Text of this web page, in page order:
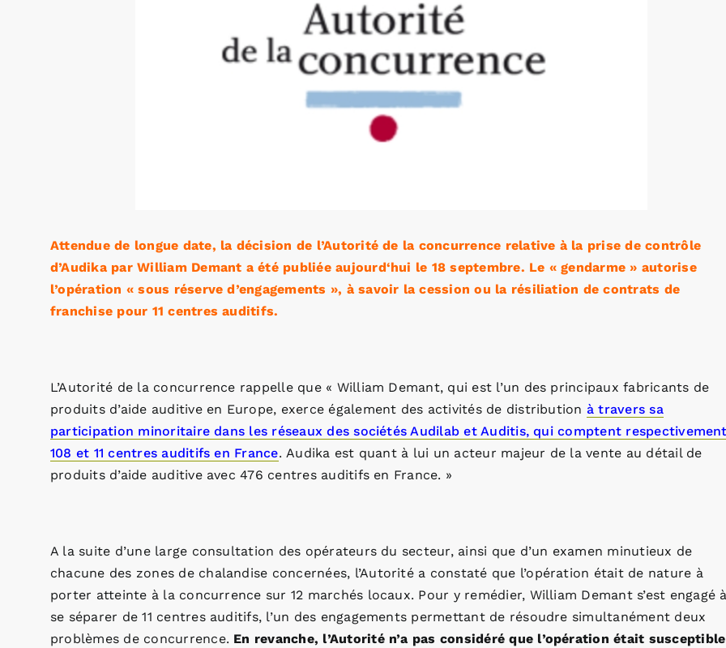
Attendue de longue date, la décision de l’Autorité de la concurrence relative à la prise de contrôle
d’Audika par William Demant a été publiée aujourd‘hui le 18 septembre. Le « gendarme » autorise
l’opération « sous réserve d’engagements », à savoir la cession ou la résiliation de contrats de
franchise pour 11 centres auditifs.
L’Autorité de la concurrence rappelle que « William Demant, qui est l’un des principaux fabricants de
produits d’aide auditive en Europe, exerce également des activités de distribution à travers sa
participation minoritaire dans les réseaux des sociétés Audilab et Auditis, qui comptent
108 et 11 centres auditifs en France. Audika est quant à lui un acteur majeur de la vente au détail de
produits d’aide auditive avec 476 centres auditifs en France. »
A la suite d’une large consultation des opérateurs du secteur, ainsi que d’un examen minutieux de
chacune des zones de chalandise concernées, l’Autorité a constaté que l’opération était de nature à
porter atteinte à la concurrence sur 12 marchés locaux. Pour y remédier, William Demant s’est engagé
se séparer de 11 centres auditifs, l’un des engagements permettant de résoudre simultanément deux
problèmes de concurrence. En revanche, l’Autorité n’a pas considéré que l’opération était susceptible